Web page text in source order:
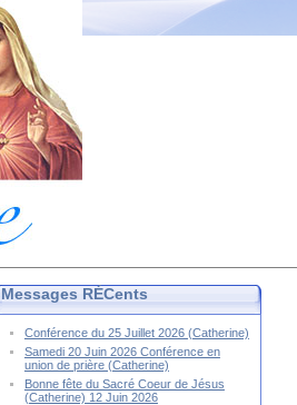
Messages RÉCents
Conférence du 25 Juillet 2026 (Catherine)
Samedi 20 Juin 2026 Conférence en
union de prière (Catherine)
Bonne fête du Sacré Coeur de Jésus
(Catherine) 12 Juin 2026